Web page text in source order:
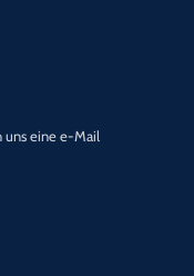
uns eine e-Mail